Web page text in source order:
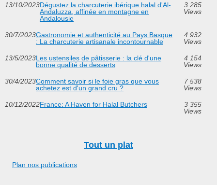
13/10/2023Dégustez la charcuterie ibérique halal d'Al-
Andaluzza, affinée en montagne en
Andalousie
3 285
Views
30/7/2023Gastronomie et authenticité au Pays Basque
: La charcuterie artisanale incontournable
4 932
Views
13/5/2023Les ustensiles de pâtisserie : la clé d'une
bonne qualité de desserts
4 154
Views
30/4/2023Comment savoir si le foie gras que vous
achetez est d'un grand cru ?
7 538
Views
10/12/2022France: A Haven for Halal Butchers
3 355
Views
Tout un plat
Plan nos publications